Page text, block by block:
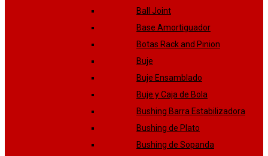
Ball Joint
Base Amortiguador
Botas Rack and Pinion
Buje
Buje Ensamblado
Buje y Caja de Bola
Bushing Barra Estabilizadora
Bushing de Plato
Bushing de Sopanda